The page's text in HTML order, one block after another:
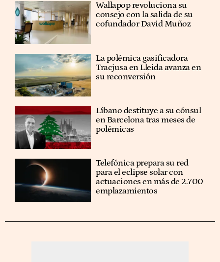
Wallapop revoluciona su
consejo con la salida de su
cofundador David Muñoz
La polémica gasificadora
Tracjusa en Lleida avanza en
su reconversión
Líbano destituye a su cónsul
en Barcelona tras meses de
polémicas
Telefónica prepara su red
para el eclipse solar con
actuaciones en más de 2.700
emplazamientos